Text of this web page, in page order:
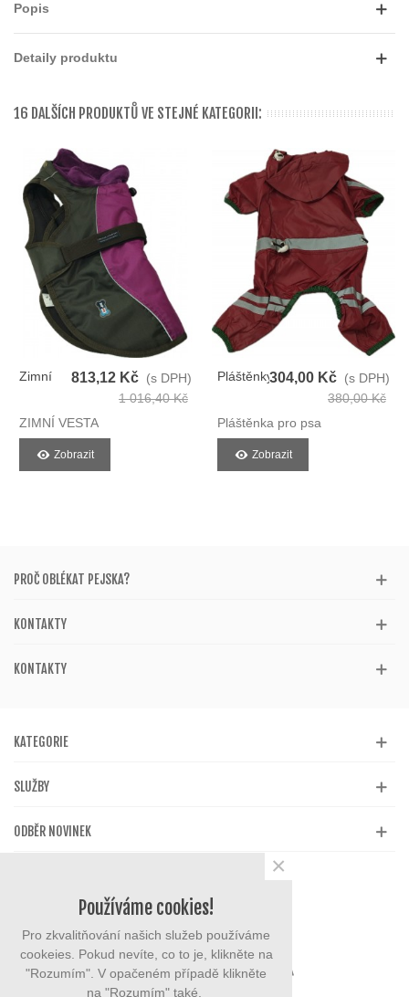
Popis
Detaily produktu
16 DALŠÍCH PRODUKTŮ VE STEJNÉ KATEGORII:
Zimní
Pro Psy
813,12 Kč (s DPH)
1 016,40 Kč
ZIMNÍ VESTA
Zobrazit
Pláštěnky304,00 Kč (s DPH)
380,00 Kč
Pláštěnka pro psa
Zobrazit
PROČ OBLÉKAT PEJSKA?
KONTAKTY
KONTAKTY
KATEGORIE
SLUŽBY
ODBĚR NOVINEK
Používáme cookies!
Pro zkvalitňování našich služeb používáme
cookeies. Pokud nevíte, co to je, klikněte na
"Rozumím". V opačeném případě klikněte
na "Rozumím" také.
×